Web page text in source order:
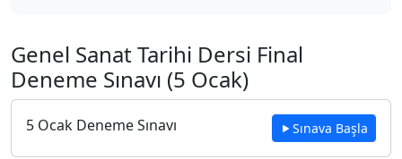
Genel Sanat Tarihi Dersi Final
Deneme Sınavı (5 Ocak)
5 Ocak Deneme Sınavı Sınava Başla